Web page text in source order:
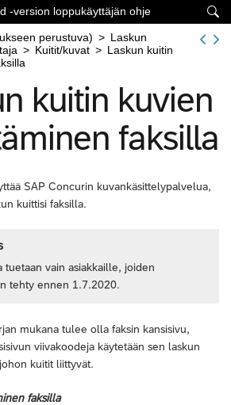

-version loppukäyttäjän ohje
perustuva) > Laskun
> Kuitit/kuvat > Laskun kuitin
kuitin kuvien
faksilla
SAP Concurin kuvankäsittelypalvelua,
kuittisi faksilla.
tuetaan vain asiakkaille, joiden
tehty ennen 1.7.2020.
mukana tulee olla faksin kansisivu,
viivakoodeja käytetään sen laskun
kuitit liittyvät.
faksilla